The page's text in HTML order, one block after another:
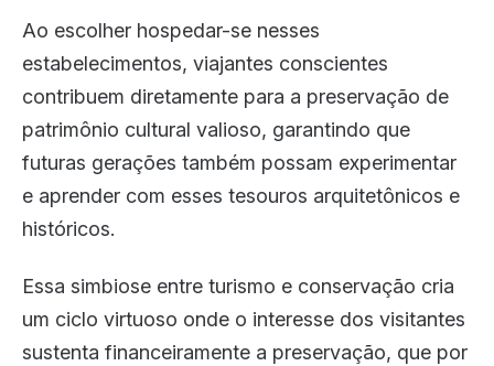
Ao escolher hospedar-se nesses
estabelecimentos, viajantes conscientes
contribuem diretamente para a preservação de
patrimônio cultural valioso, garantindo que
futuras gerações também possam experimentar
e aprender com esses tesouros arquitetônicos e
históricos.
Essa simbiose entre turismo e conservação cria
um ciclo virtuoso onde o interesse dos visitantes
sustenta financeiramente a preservação, que por